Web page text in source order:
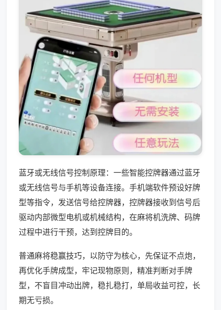
蓝牙或无线信号控制原理：一些智能控牌器通过蓝牙
或无线信号与手机等设备连接。手机端软件预设好牌
型等指令，发送信号给控牌器，控牌器接收到信号后
驱动内部微型电机或机械结构，在麻将机洗牌、码牌
过程中进行干预，达到控牌目的。
普通麻将稳赢技巧，以防守为核心，先保证不点炮，
再优化手牌成型，牢记现物原则，精准判断对手牌
型，不盲目冲动出牌，稳扎稳打，单局收益可控，长
期无亏损。